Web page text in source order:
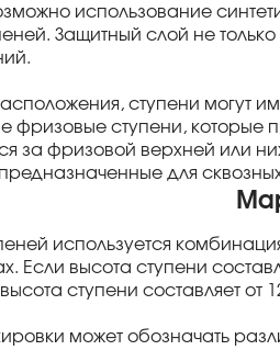
использование
Защитный слой не
ступени могут
фризовые ступени,
за фризовой верхней или
для
используется
Если высота ступени
ступени составляет от
может обозначать